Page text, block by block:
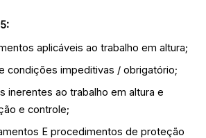
aplicáveis ao trabalho em altura;
condições impeditivas / obrigatório;
inerentes ao trabalho em altura e
e controle;
E procedimentos de proteção